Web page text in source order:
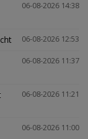
06-08-2026 14:38
06-08-2026 12:53
06-08-2026 11:37
06-08-2026 11:21
06-08-2026 11:00